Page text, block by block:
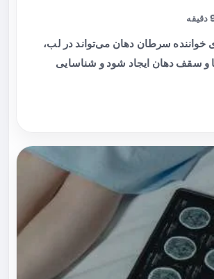
خواننده سرطان دهان می‌تواند در لب،
و سقف دهان ایجاد شود و شناسایی